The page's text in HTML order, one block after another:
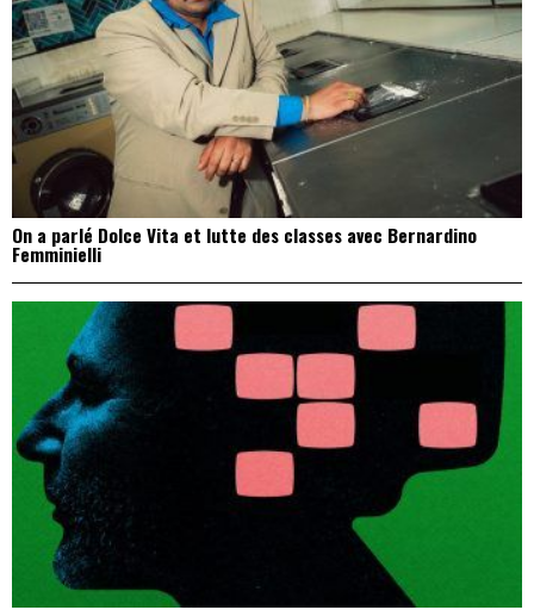
On a parlé Dolce Vita et lutte des classes avec Bernardino
Femminielli